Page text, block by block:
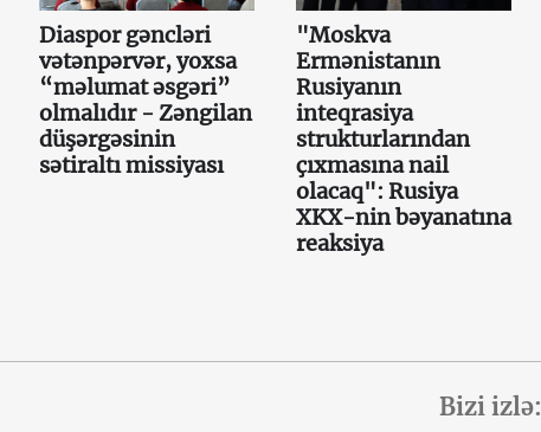
Diaspor gəncləri
vətənpərvər, yoxsa
“məlumat əsgəri”
olmalıdır - Zəngilan
düşərgəsinin
sətiraltı missiyası
"Moskva
Ermənistanın
Rusiyanın
inteqrasiya
strukturlarından
çıxmasına nail
olacaq": Rusiya
XKX-nin bəyanatına
reaksiya
Bizi izlə: